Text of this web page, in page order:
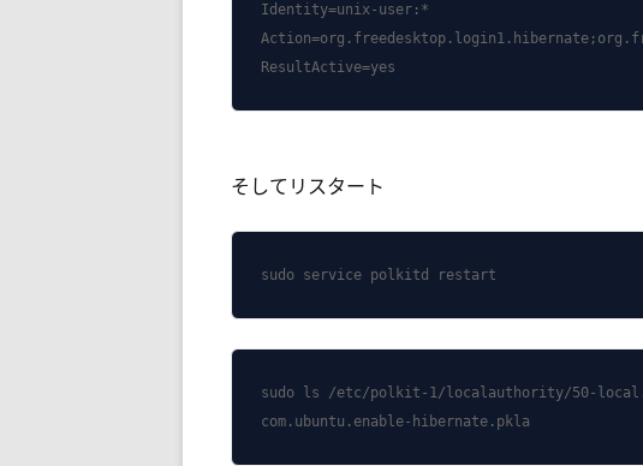
Identity=unix-user:*
ResultActive=yes
そしてリスタート
sudo service polkitd restart
sudo ls /etc/polkit-1/localauthority/50-
com.ubuntu.enable-hibernate.pkla